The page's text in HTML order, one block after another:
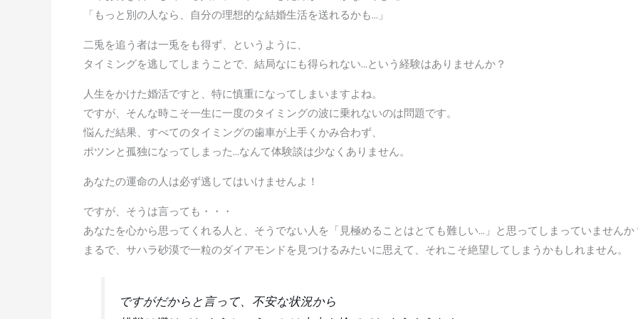
「もっと別の人なら、自分の理想的な結婚生活を送れるかも…」
二兎を追う者は一兎をも得ず、というように、
タイミングを逃してしまうことで、結局なにも得られない…という経験はありませんか？
人生をかけた婚活ですと、特に慎重になってしまいますよね。
ですが、そんな時こそ一生に一度のタイミングの波に乗れないのは問題です。
悩んだ結果、すべてのタイミングの歯車が上手くかみ合わず、
ポツンと孤独になってしまった…なんて体験談は少なくありません。
あなたの運命の人は必ず逃してはいけませんよ！
ですが、そうは言っても・・・
あなたを心から思ってくれる人と、そうでない人を「見極めることはとても難しい…」と思ってしまっていませんか
まるで、サハラ砂漠で一粒のダイアモンドを見つけるみたいに思えて、それこそ絶望してしまうかもしれません。
ですがだからと言って、不安な状況から